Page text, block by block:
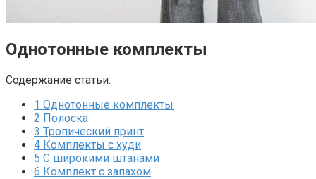
Однотонные комплекты
Содержание статьи:
1 Однотонные комплекты
2 Полоска
3 Тропический принт
4 Комплекты с худи
5 С широкими штанами
6 Комплект с запахом